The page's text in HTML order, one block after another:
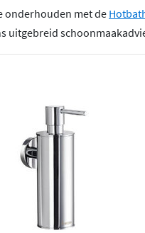
onderhouden met de
uitgebreid